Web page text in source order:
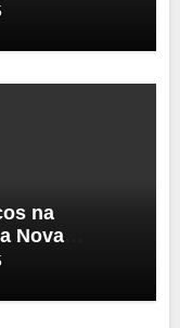
na
Nova